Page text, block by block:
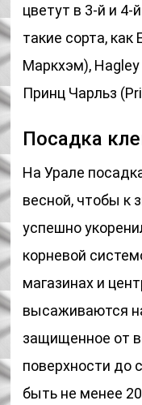
цветут в 3-й и 4-
такие сорта,
Маркхэм),
Принц Чарльз
Посадка
На Урале
весной, чтобы к
успешно
корневой
магазинах и
высаживаются
защищенное от
поверхности до
быть не менее